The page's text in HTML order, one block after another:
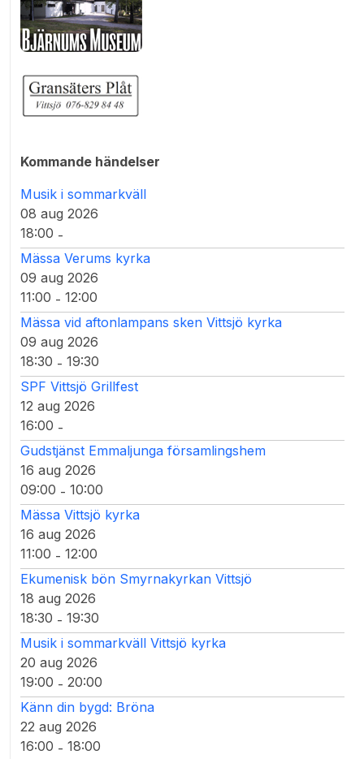
Kommande händelser
Musik i sommarkväll
08 aug 2026
18:00 -
Mässa Verums kyrka
09 aug 2026
11:00 - 12:00
Mässa vid aftonlampans sken Vittsjö kyrka
09 aug 2026
18:30 - 19:30
SPF Vittsjö Grillfest
12 aug 2026
16:00 -
Gudstjänst Emmaljunga församlingshem
16 aug 2026
09:00 - 10:00
Mässa Vittsjö kyrka
16 aug 2026
11:00 - 12:00
Ekumenisk bön Smyrnakyrkan Vittsjö
18 aug 2026
18:30 - 19:30
Musik i sommarkväll Vittsjö kyrka
20 aug 2026
19:00 - 20:00
Känn din bygd: Bröna
22 aug 2026
16:00 - 18:00